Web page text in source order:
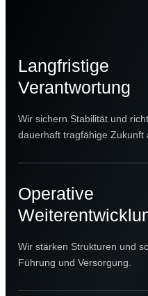
Langfristige
Verantwortung
Wir sichern Stabilität und
dauerhaft tragfähige Zukunft
Operative
Wir stärken Strukturen und
Führung und Versorgung.